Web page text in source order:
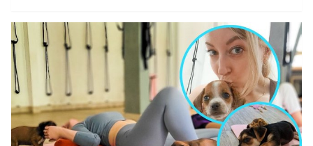
którym nawet najbardziej ufny opiekun musi
przestać wierzyć, że wykapany pitbull, którego
ma przed oczami, wcale nie jest łagodnym
labradorem, którego sprzedał mu hodowca.
Podobny scenariusz przeżyła kobieta, która na
TikToku pokazała transformację swojego
pinczera miniaturki. Internauci nie zostawili na
niej suchej nitki. Nie mogli uwierzyć, że dała się
tak nabrać.